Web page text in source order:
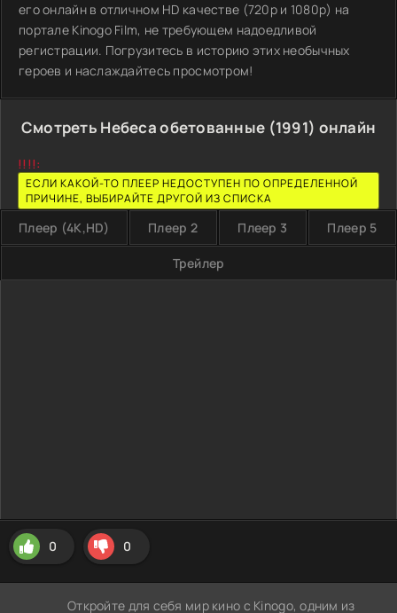
его онлайн в отличном HD качестве (720p и 1080p) на
портале Kinogo Film, не требующем надоедливой
регистрации. Погрузитесь в историю этих необычных
героев и наслаждайтесь просмотром!
Смотреть Небеса обетованные (1991) онлайн
!!!!:
ЕСЛИ КАКОЙ-ТО ПЛЕЕР НЕДОСТУПЕН ПО ОПРЕДЕЛЕННОЙ
ПРИЧИНЕ, ВЫБИРАЙТЕ ДРУГОЙ ИЗ СПИСКА
Плеер (4K,HD) Плеер 2 Плеер 3 Плеер 5
Трейлер
0 0
Откройте для себя мир кино с Kinogo, одним из